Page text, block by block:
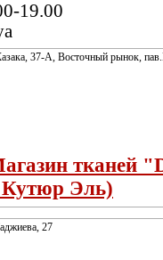
19.00
37-А, Восточный рынок,
тканей
Эль)
27